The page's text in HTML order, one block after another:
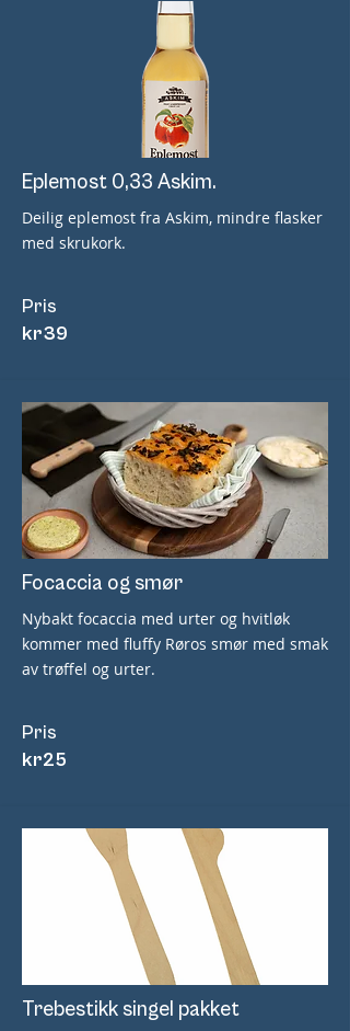
Eplemost 0,33 Askim.
Deilig eplemost fra Askim, mindre flasker
med skrukork.
Pris
kr39
Focaccia og smør
Nybakt focaccia med urter og hvitløk
kommer med fluffy Røros smør med smak
av trøffel og urter.
Pris
kr25
Trebestikk singel pakket